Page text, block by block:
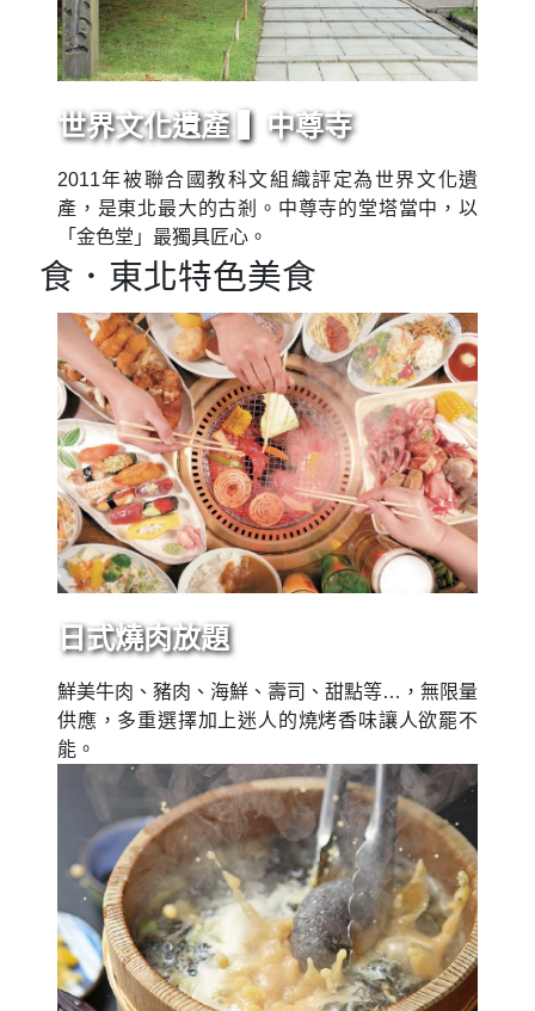
世界文化遺產 ▍中尊寺
2011年被聯合國教科文組織評定為世界文化遺
產，是東北最大的古剎。中尊寺的堂塔當中，以
「金色堂」最獨具匠心。
食．東北特色美食
日式燒肉放題
鮮美牛肉、豬肉、海鮮、壽司、甜點等…，無限量
供應，多重選擇加上迷人的燒烤香味讓人欲罷不
能。